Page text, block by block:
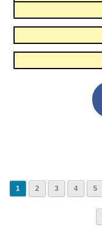
1 2 3 4 5